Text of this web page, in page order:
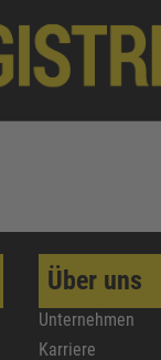
Über uns
Unternehmen
Karriere